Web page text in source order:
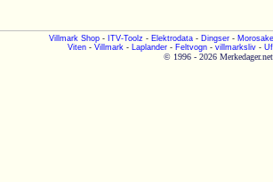
Villmark Shop- ITV-Toolz - Elektrodata- Dingser-
Viten - Villmark - Laplander - Feltvogn - villmarksliv -
© 1996 - 2026 Merkedager.net